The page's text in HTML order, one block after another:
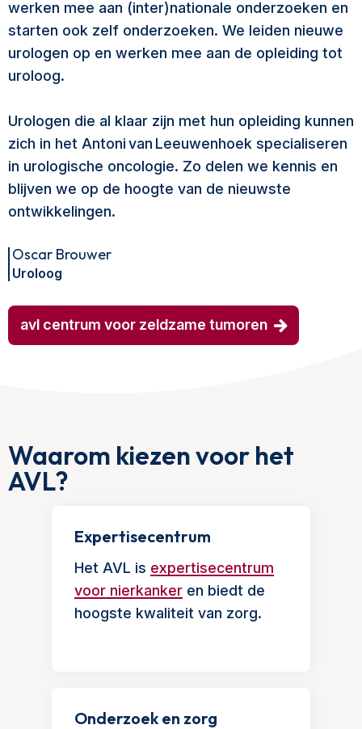
werken mee aan (inter)nationale onderzoeken en
starten ook zelf onderzoeken. We leiden nieuwe
urologen op en werken mee aan de opleiding tot
uroloog.
Urologen die al klaar zijn met hun opleiding kunnen
zich in het Antoni van Leeuwenhoek specialiseren
in urologische oncologie. Zo delen we kennis en
blijven we op de hoogte van de nieuwste
ontwikkelingen.
Oscar Brouwer
Uroloog
avl centrum voor zeldzame tumoren
Waarom kiezen voor het
AVL?
Expertisecentrum
Het AVL is expertisecentrum
voor nierkankeren biedt de
hoogste kwaliteit van zorg.
Onderzoek en zorg